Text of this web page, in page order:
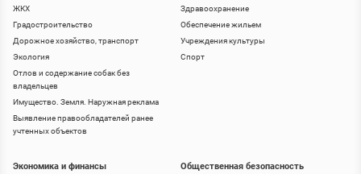
ЖКХ
Градостроительство
Дорожное хозяйство, транспорт
Экология
Отлов и содержание собак без
владельцев
Имущество. Земля. Наружная реклама
Выявление правообладателей ранее
учтенных объектов
Здравоохранение
Обеспечение жильем
Учреждения культуры
Спорт
Экономика и финансы Общественная безопасность